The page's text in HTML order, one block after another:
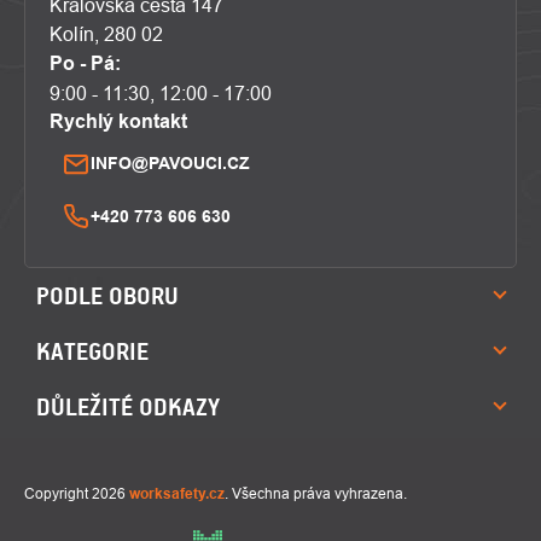
Královská cesta 147
Kolín, 280 02
Po - Pá:
9:00 - 11:30, 12:00 - 17:00
Rychlý kontakt
INFO@PAVOUCI.CZ
+420 773 606 630
PODLE OBORU
KATEGORIE
DŮLEŽITÉ ODKAZY
Copyright 2026 worksafety.cz. Všechna práva vyhrazena.